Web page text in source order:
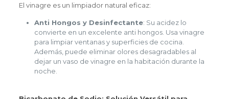
El vinagre es un limpiador natural eficaz:
Anti Hongos y Desinfectante: Su acidez lo
convierte en un excelente anti hongos. Usa vinagre
para limpiar ventanas y superficies de cocina.
Además, puede eliminar olores desagradables al
dejar un vaso de vinagre en la habitación durante la
noche.